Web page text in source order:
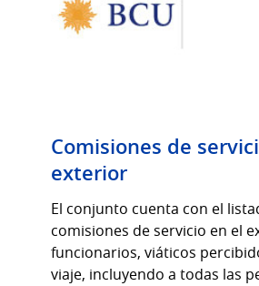
Comisiones de
exterior
El conjunto cuenta con el
comisiones de servicio en el
funcionarios, viáticos
viaje, incluyendo a todas las